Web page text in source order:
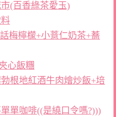
(百香綠茶愛玉)
梅檸檬+小薏仁奶茶+蕎
心飯糰
根地紅酒牛肉燴炒飯+培
單咖啡((是繞口令嗎?)))